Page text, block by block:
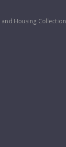
Housing Collection